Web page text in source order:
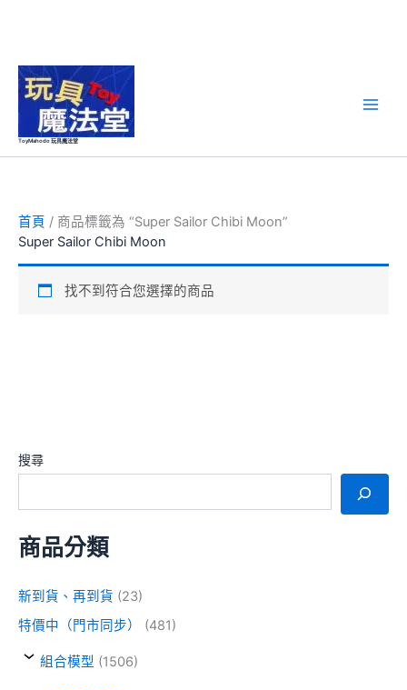
ToyMahodo 玩具魔法堂
搜尋
商品分類
新到貨、再到貨 (23)
特價中（門市同步）
(481)
組合模型 (1506)
首頁 / 商品標籤為 “Super Sailor Chibi Moon”
Super Sailor Chibi Moon
找不到符合您選擇的商品